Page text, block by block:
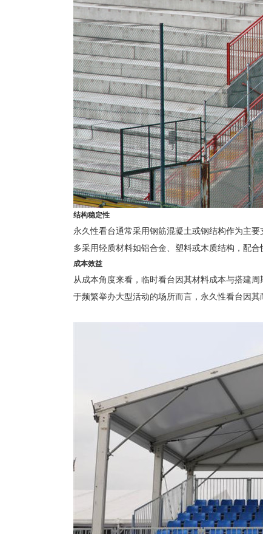
结构稳定性
永久性看台通常采用钢筋混凝土或钢结构作为主
多采用轻质材料如铝合金、塑料或木质结构，配
成本效益
从成本角度来看，临时看台因其材料成本与搭建
于频繁举办大型活动的场所而言，永久性看台因